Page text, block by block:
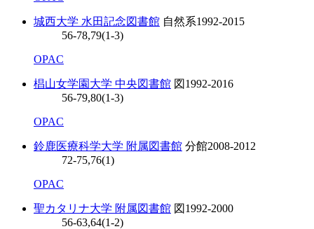
城西大学 水田記念図書館 自然系1992-2015
56-78,79(1-3)
OPAC
椙山女学園大学 中央図書館 図 1992-2016
56-79,80(1-3)
OPAC
鈴鹿医療科学大学 附属図書館 分館2008-2012
72-75,76(1)
OPAC
聖カタリナ大学 附属図書館 図 1992-2000
56-63,64(1-2)